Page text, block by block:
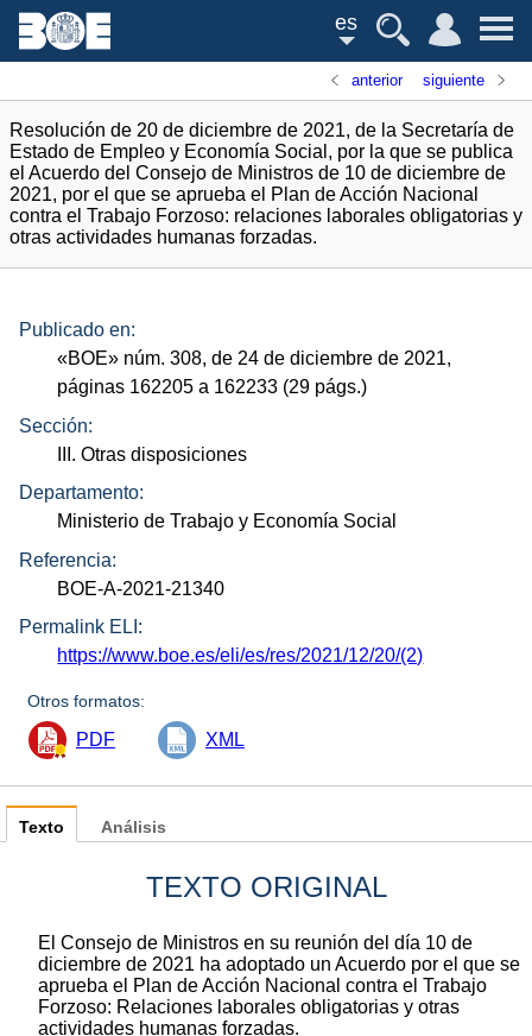
es
anterior siguiente
Resolución de 20 de diciembre de 2021, de la Secretaría de
Estado de Empleo y Economía Social, por la que se publica
el Acuerdo del Consejo de Ministros de 10 de diciembre de
2021, por el que se aprueba el Plan de Acción Nacional
contra el Trabajo Forzoso: relaciones laborales obligatorias y
otras actividades humanas forzadas.
Publicado en:
«BOE» núm. 308, de 24 de diciembre de 2021,
páginas 162205 a 162233 (29 págs.)
Sección:
III. Otras disposiciones
Departamento:
Ministerio de Trabajo y Economía Social
Referencia:
BOE-A-2021-21340
Permalink ELI:
https://www.boe.es/eli/es/res/2021/12/20/(2)
Otros formatos:
PDF XML
Texto
TEXTO ORIGINAL
El Consejo de Ministros en su reunión del día 10 de
diciembre de 2021 ha adoptado un Acuerdo por el que se
aprueba el Plan de Acción Nacional contra el Trabajo
Forzoso: Relaciones laborales obligatorias y otras
actividades humanas forzadas.
Análisis